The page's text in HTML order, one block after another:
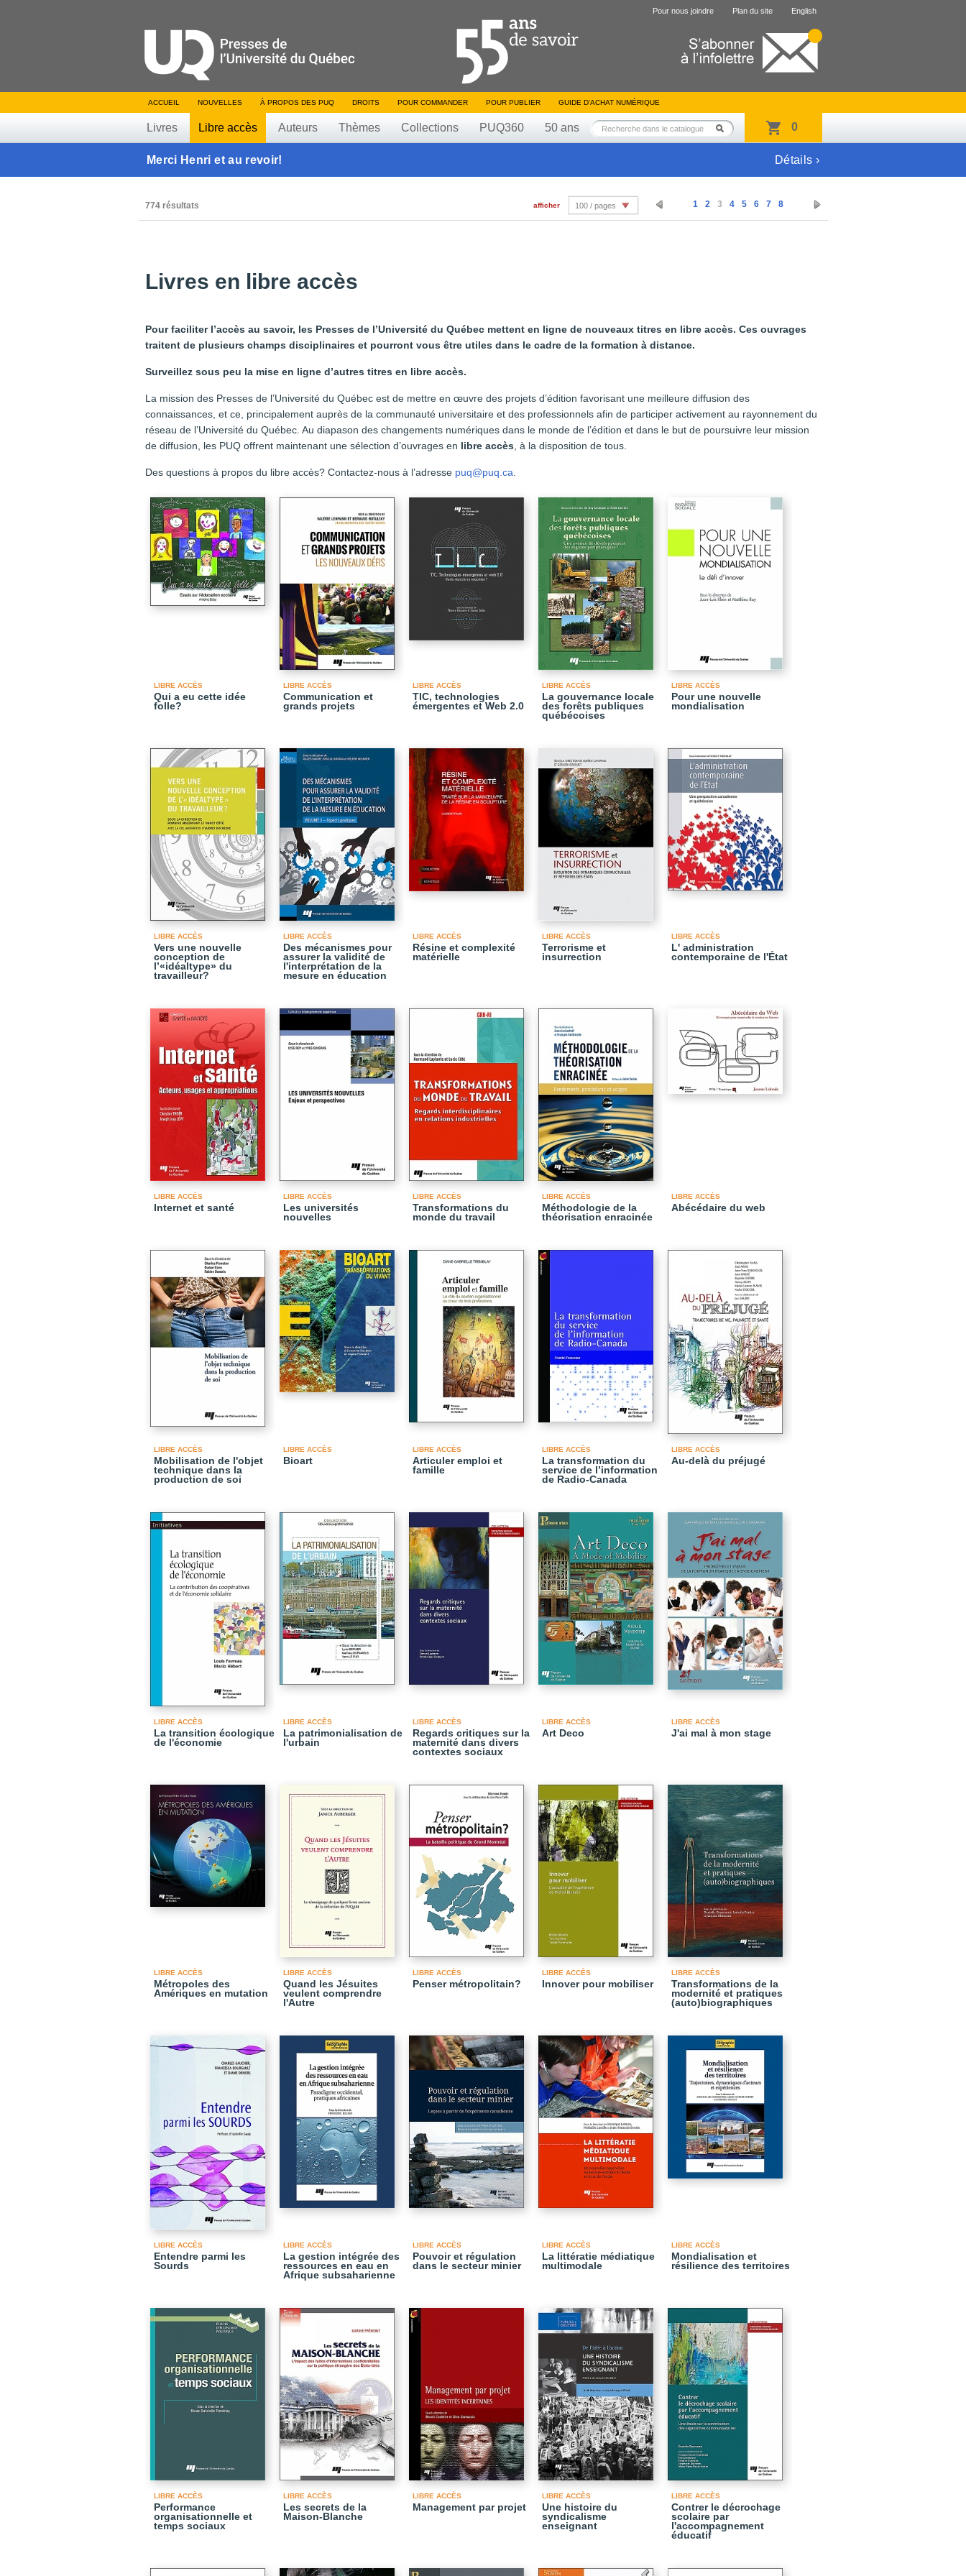
Pour nous joindre Plan du site English
ACCUEIL NOUVELLES À PROPOS DES PUQ DROITS POUR COMMANDER POUR PUBLIER GUIDE D’ACHAT NUMÉRIQUE
Livres Libre accès Auteurs Thèmes Collections PUQ360 50 ans 0
Merci Henri et au revoir! Détails ›
774 résultats 1 2 3 4 5 6 7 8
afficher 100 / pages
Livres en libre accès
Pour faciliter l’accès au savoir, les Presses de l’Université du Québec mettent en ligne de nouveaux titres en libre accès. Ces ouvrages
traitent de plusieurs champs disciplinaires et pourront vous être utiles dans le cadre de la formation à distance.
Surveillez sous peu la mise en ligne d’autres titres en libre accès.
La mission des Presses de l’Université du Québec est de mettre en œuvre des projets d’édition favorisant une meilleure diffusion des
connaissances, et ce, principalement auprès de la communauté universitaire et des professionnels afin de participer activement au rayonnement du
réseau de l’Université du Québec. Au diapason des changements numériques dans le monde de l’édition et dans le but de poursuivre leur mission
de diffusion, les PUQ offrent maintenant une sélection d’ouvrages en libre accès , à la disposition de tous.
Des questions à propos du libre accès? Contactez-nous à l’adresse puq@puq.ca
LIBRE ACCÈS
Qui a eu cette idée
folle?
LIBRE ACCÈS
Communication et
grands projets
LIBRE ACCÈS
TIC, technologies
émergentes et Web 2.0
LIBRE ACCÈS
La gouvernance locale
des forêts publiques
québécoises
LIBRE ACCÈS
Pour une nouvelle
mondialisation
LIBRE ACCÈS
Vers une nouvelle
conception de
l’«idéaltype» du
travailleur?
LIBRE ACCÈS
Des mécanismes pour
assurer la validité de
l'interprétation de la
mesure en éducation
LIBRE ACCÈS
Résine et complexité
matérielle
LIBRE ACCÈS
Terrorisme et
insurrection
LIBRE ACCÈS
L' administration
contemporaine de l'État
LIBRE ACCÈS
Internet et santé
LIBRE ACCÈS
Les universités
nouvelles
LIBRE ACCÈS
Transformations du
monde du travail
LIBRE ACCÈS
Méthodologie de la
théorisation enracinée
LIBRE ACCÈS
Abécédaire du web
LIBRE ACCÈS
Mobilisation de l'objet
technique dans la
production de soi
LIBRE ACCÈS
Bioart
LIBRE ACCÈS
Articuler emploi et
famille
LIBRE ACCÈS
La transformation du
service de l’information
de Radio-Canada
LIBRE ACCÈS
Au-delà du préjugé
LIBRE ACCÈS
La transition écologique
de l'économie
LIBRE ACCÈS
La patrimonialisation de
l'urbain
LIBRE ACCÈS
Regards critiques sur la
maternité dans divers
contextes sociaux
LIBRE ACCÈS
Art Deco
LIBRE ACCÈS
J'ai mal à mon stage
LIBRE ACCÈS
Métropoles des
Amériques en mutation
LIBRE ACCÈS
Quand les Jésuites
veulent comprendre
l'Autre
LIBRE ACCÈS
Penser métropolitain?
LIBRE ACCÈS
Innover pour mobiliser
LIBRE ACCÈS
Transformations de la
modernité et pratiques
(auto)biographiques
LIBRE ACCÈS
Entendre parmi les
Sourds
LIBRE ACCÈS
La gestion intégrée des
ressources en eau en
Afrique subsaharienne
LIBRE ACCÈS
Pouvoir et régulation
dans le secteur minier
LIBRE ACCÈS
La littératie médiatique
multimodale
LIBRE ACCÈS
Mondialisation et
résilience des territoires
LIBRE ACCÈS
Performance
organisationnelle et
temps sociaux
LIBRE ACCÈS
Les secrets de la
Maison-Blanche
LIBRE ACCÈS
Management par projet
LIBRE ACCÈS
Une histoire du
syndicalisme
enseignant
LIBRE ACCÈS
Contrer le décrochage
scolaire par
l'accompagnement
éducatif